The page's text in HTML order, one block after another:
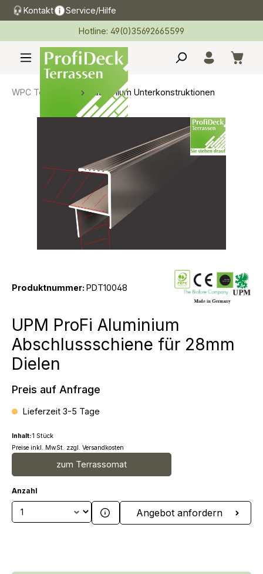
springen
Kontakt Service/Hilfe
Hotline: 49(0)35692665599
WPC Terrassen Aluminium Unterkonstruktionen
Produktnummer: PDT10048
UPM ProFi Aluminium
Abschlussschiene für 28mm
Dielen
Preis auf Anfrage
Lieferzeit 3-5 Tage
Inhalt:1 Stück
Preise inkl. MwSt. zzgl. Versandkosten
zum Terrassomat
Anzahl
Produkt Anzahl: Gib denAngebot anfordern